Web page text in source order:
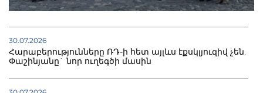
30.07.2026
Հարաբերությունները ՌԴ-ի հետ այլևս էքսկլյուզիվ չեն.
Փաշինյանը` նոր ուղեգծի մասին